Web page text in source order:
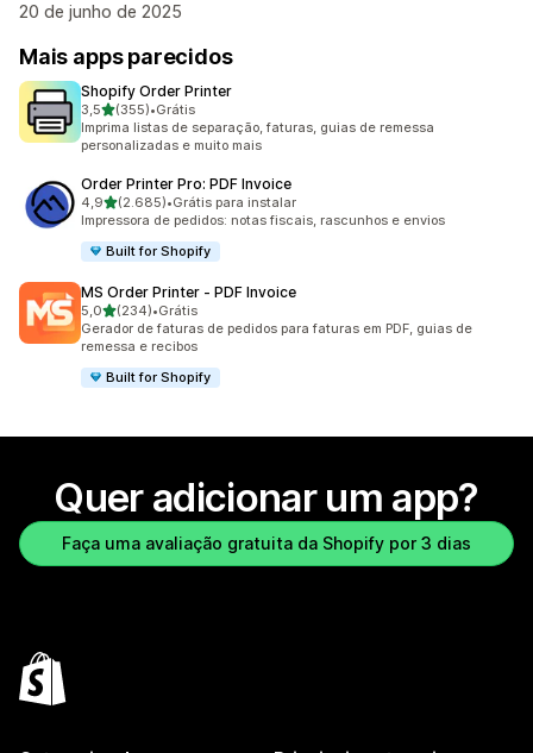
20 de junho de 2025
Mais apps parecidos
Shopify Order Printer
3,5de 5 estrelas
(355)
355 avaliações ao todo
•Grátis
Imprima listas de separação, faturas, guias de remessa
personalizadas e muito mais
Order Printer Pro: PDF Invoice
4,9de 5 estrelas
(2.685)
2685 avaliações ao todo
•Grátis para instalar
Impressora de pedidos: notas fiscais, rascunhos e envios
Built for Shopify
MS Order Printer ‑ PDF Invoice
5,0de 5 estrelas
(234)
234 avaliações ao todo
•Grátis
Gerador de faturas de pedidos para faturas em PDF, guias de
remessa e recibos
Built for Shopify
Quer adicionar um app?
Faça uma avaliação gratuita da Shopify por 3 dias